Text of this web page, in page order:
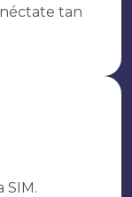
tan
SIM.